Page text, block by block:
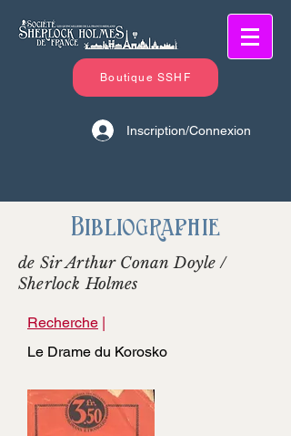
Boutique SSHF
Inscription/Connexion
Bibliographie
de Sir Arthur Conan Doyle /
Sherlock Holmes
Recherche |
Le Drame du Korosko